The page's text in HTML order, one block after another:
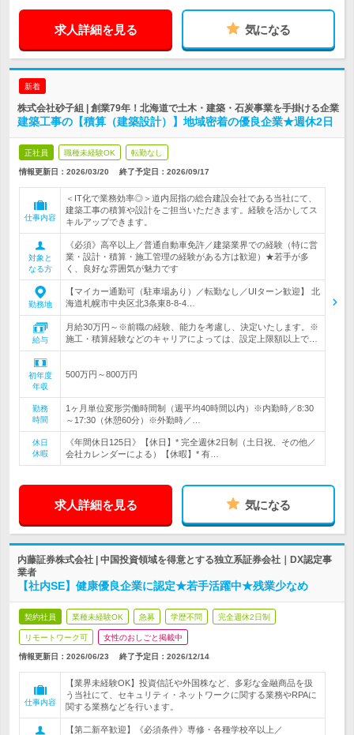
求人詳細を見る 気になる
新着
株式会社砂子組 | 創業79年！北海道で土木・建築・石炭事業を手掛ける企業
建築工事の【積算（建築設計）】地域密着の優良企業★週休2日
正社員 職種未経験OK 転勤なし
情報更新日：2026/03/20 終了予定日： 2026/09/17
仕事内容
＜IT化で業務効率◎＞道内屈指の総合建設会社である当社にて、
建築工事の積算や設計をご担当いただきます。経験を活かしてス
キルアップできます。
対象と
なる方
《必須》高卒以上／普通自動車免許／建築業界での経験（特に営
業・設計・積算・施工管理の経験がある方は歓迎）★若手が多
く、良好な雰囲気が魅力です
勤務地
【マイカー通勤可（駐車場あり）／転勤なし／UIターン歓迎】 北
海道札幌市中央区北3条東8-8-4…
給与
月給30万円～※前職の経験、能力を考慮し、決定いたします。※
施工・積算経験などのキャリアによっては、設定上限額以上で…
初年度
年収
500万円～800万円
勤務
時間
1ヶ月単位変形労働時間制（週平均40時間以内）※内勤時／8:30
～17:30（休憩60分）※外勤時／…
休日
休暇
《年間休日125日》【休日】* 完全週休2日制（土日祝、その他／
会社カレンダーによる）【休暇】* 有…
求人詳細を見る 気になる
内藤証券株式会社 | 中国投資領域を得意とする独立系証券会社｜DX認定事
業者
【社内SE】健康優良企業に認定★若手活躍中★残業少なめ
契約社員 業種未経験OK 急募 学歴不問 完全週休2日制
リモートワーク可 女性のおしごと掲載中
情報更新日：2026/06/23 終了予定日： 2026/12/14
仕事内容
【業界未経験OK】投資信託や外国株など、多彩な金融商品を扱
う当社にて、セキュリティ・ネットワークに関する業務やRPAに
関する業務などを行います。
【第二新卒歓迎】《必須条件》専修・各種学校卒以上／